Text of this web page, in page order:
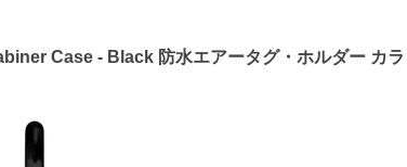
Case - Black 防水エアータグ・ホルダー カラ